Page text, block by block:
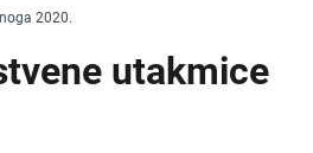
2020.
utakmice